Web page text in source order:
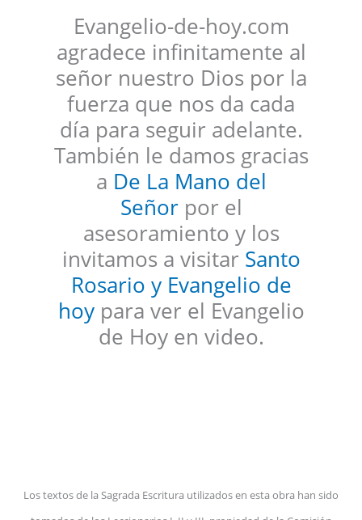
Evangelio-de-hoy.com
agradece infinitamente al
señor nuestro Dios por la
fuerza que nos da cada
día para seguir adelante.
También le damos gracias
a De La Mano del
Señorpor el
asesoramiento y los
invitamos a visitar Santo
Rosario y Evangelio de
hoypara ver el Evangelio
de Hoy en video.
Los textos de la Sagrada Escritura utilizados en esta obra han sido